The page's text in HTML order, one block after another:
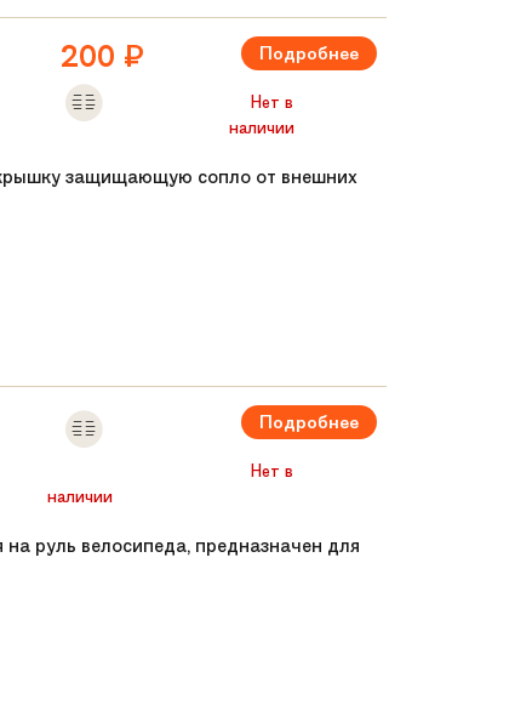
200 ₽ Подробнее
Нет в
наличии
защищающую сопло от внешних
Подробнее
Нет в
наличии
на руль велосипеда, предназначен для